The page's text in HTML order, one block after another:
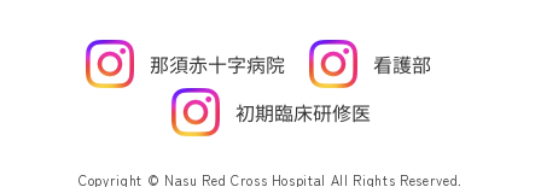
Copyright © Nasu Red Cross Hospital All Rights Reserved.